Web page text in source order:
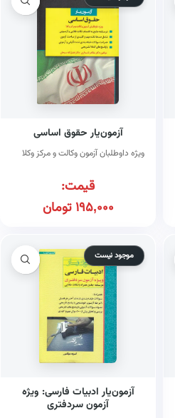
آزمون‌یار حقوق اساسی
ویژه داوطلبان آزمون وکالت و مرکز وکلا
قیمت:
195,000تومان
موجود نیست
آزمون‌یار ادبیات فارسی: ویژه
آزمون سردفتری